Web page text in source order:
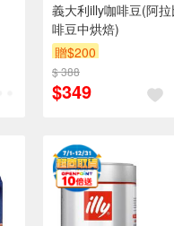
義大利illy咖啡豆(阿
啡豆中烘焙)
贈$200
$ 388
$349